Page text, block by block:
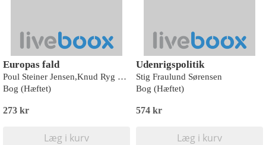
Europas fald
Poul Steiner Jensen,Knud Ryg Olsen
Bog (Hæftet)
273 kr
Læg i kurv
Udenrigspolitik
Stig Fraulund Sørensen
Bog (Hæftet)
574 kr
Læg i kurv